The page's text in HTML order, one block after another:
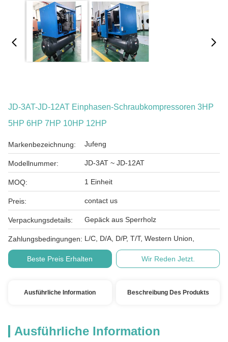
JD-3AT-JD-12AT Einphasen-Schraubkompressoren 3HP
5HP 6HP 7HP 10HP 12HP
Markenbezeichnung: Jufeng
Modellnummer: JD-3AT ~ JD-12AT
MOQ: 1 Einheit
Preis: contact us
Verpackungsdetails: Gepäck aus Sperrholz
Zahlungsbedingungen: L/C, D/A, D/P, T/T, Western Union,
Beste Preis Erhalten Wir Reden Jetzt.
Ausführliche Information Beschreibung Des Produkts
Ausführliche Information